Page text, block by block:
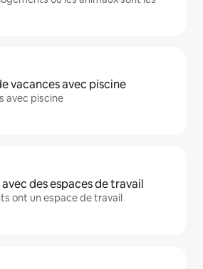
vacances avec piscine
avec piscine
des espaces de travail
ont un espace de travail